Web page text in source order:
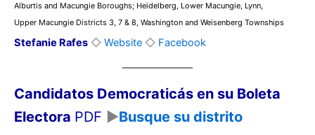
Alburtis and Macungie Boroughs; Heidelberg, Lower Macungie, Lynn,
Upper Macungie Districts 3, 7 & 8, Washington and Weisenberg Townships
Stefanie Rafes ◇ Website ◇ Facebook
Candidatos Democraticás en su Boleta
Electora PDF ►Busque su distrito